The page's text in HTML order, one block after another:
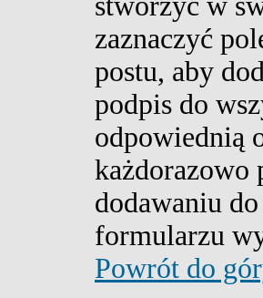
zaznaczyć
postu, aby
podpis do
odpowiednią
każdorazowo
dodawaniu
formularzu
Powrót do